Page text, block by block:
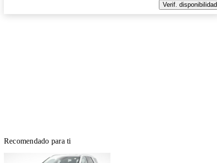
Verif. disponibilidad
Recomendado para ti